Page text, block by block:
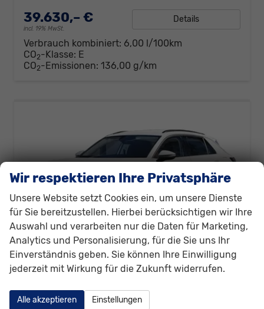
39.630,– €
incl. 19% MwSt.
Details
Verbrauch kombiniert: 6,00 l/100km
CO2-Klasse: E
CO2-Emissionen: 136,00 g/km
Volkswagen T-Roc
unverbindliche Lieferzeit:6 Wochen Neuwagen
Wir respektieren Ihre Privatsphäre
Unsere Website setzt Cookies ein, um unsere Dienste
für Sie bereitzustellen. Hierbei berücksichtigen wir Ihre
Auswahl und verarbeiten nur die Daten für Marketing,
Analytics und Personalisierung, für die Sie uns Ihr
Einverständnis geben. Sie können Ihre Einwilligung
jederzeit mit Wirkung für die Zukunft widerrufen.
Alle akzeptieren Einstellungen